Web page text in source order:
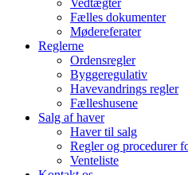
Vedtægter
Fælles dokumenter
Mødereferater
Reglerne
Ordensregler
Byggeregulativ
Havevandrings regler
Fælleshusene
Salg af haver
Haver til salg
Regler og procedurer
Venteliste